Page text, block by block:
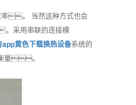
率。 当然这种方式也会
采用串联的连接模
app黄色下载换热设备系统的
量。